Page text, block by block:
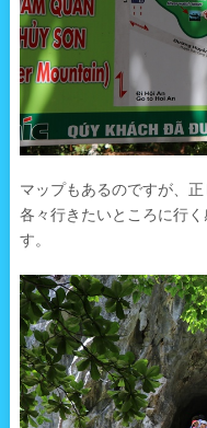
マップもあるのですが、
各々行きたいところに行
す。